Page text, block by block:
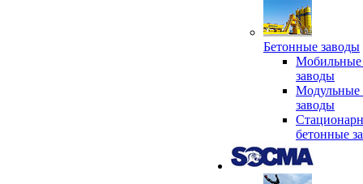
Бетонные заводы
Мобильные
заводы
Модульные
заводы
бетонные